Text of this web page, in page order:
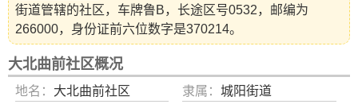
街道管辖的社区，车牌鲁B，长途区号0532，邮编为
266000，身份证前六位数字是370214。
大北曲前社区概况
地名： 大北曲前社区 隶属：城阳街道